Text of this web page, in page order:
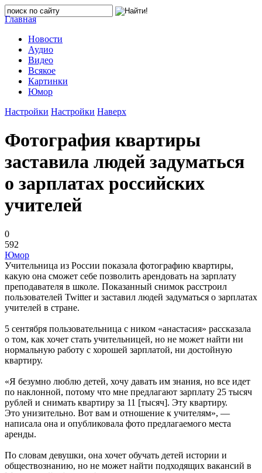
Главная
Новости
Аудио
Видео
Всякое
Картинки
Юмор
Настройки Настройки Наверх
Фотография квартиры
заставила людей задуматься
о зарплатах российских
учителей
0
592
Юмор
Учительница из России показала фотографию квартиры,
какую она сможет себе позволить арендовать на зарплату
преподавателя в школе. Показанный снимок расстроил
пользователей Twitter и заставил людей задуматься о зарплатах
учителей в стране.
5 сентября пользовательница с ником «анастасия» рассказала
о том, как хочет стать учительницей, но не может найти ни
нормальную работу с хорошей зарплатой, ни достойную
квартиру.
«Я безумно люблю детей, хочу давать им знания, но все идет
по наклонной, потому что мне предлагают зарплату 25 тысяч
рублей и снимать квартиру за 11 [тысяч]. Эту квартиру.
Это унизительно. Вот вам и отношение к учителям», —
написала она и опубликовала фото предлагаемого места
аренды.
По словам девушки, она хочет обучать детей истории и
обществознанию, но не может найти подходящих вакансий в